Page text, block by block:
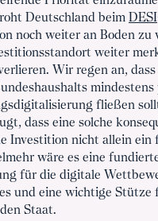
Deutschland beim DESI
noch weiter an Boden zu
weiter
Wir regen an, dass
mindestens
fließen
dass eine solche
Investition nicht allein ein
wäre es eine
für die digitale
und eine wichtige Stütze
Staat.